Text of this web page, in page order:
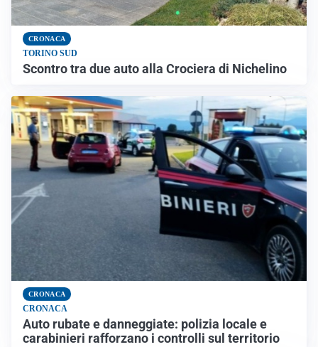
CRONACA
TORINO SUD
Scontro tra due auto alla Crociera di Nichelino
CRONACA
CRONACA
Auto rubate e danneggiate: polizia locale e
carabinieri rafforzano i controlli sul territorio